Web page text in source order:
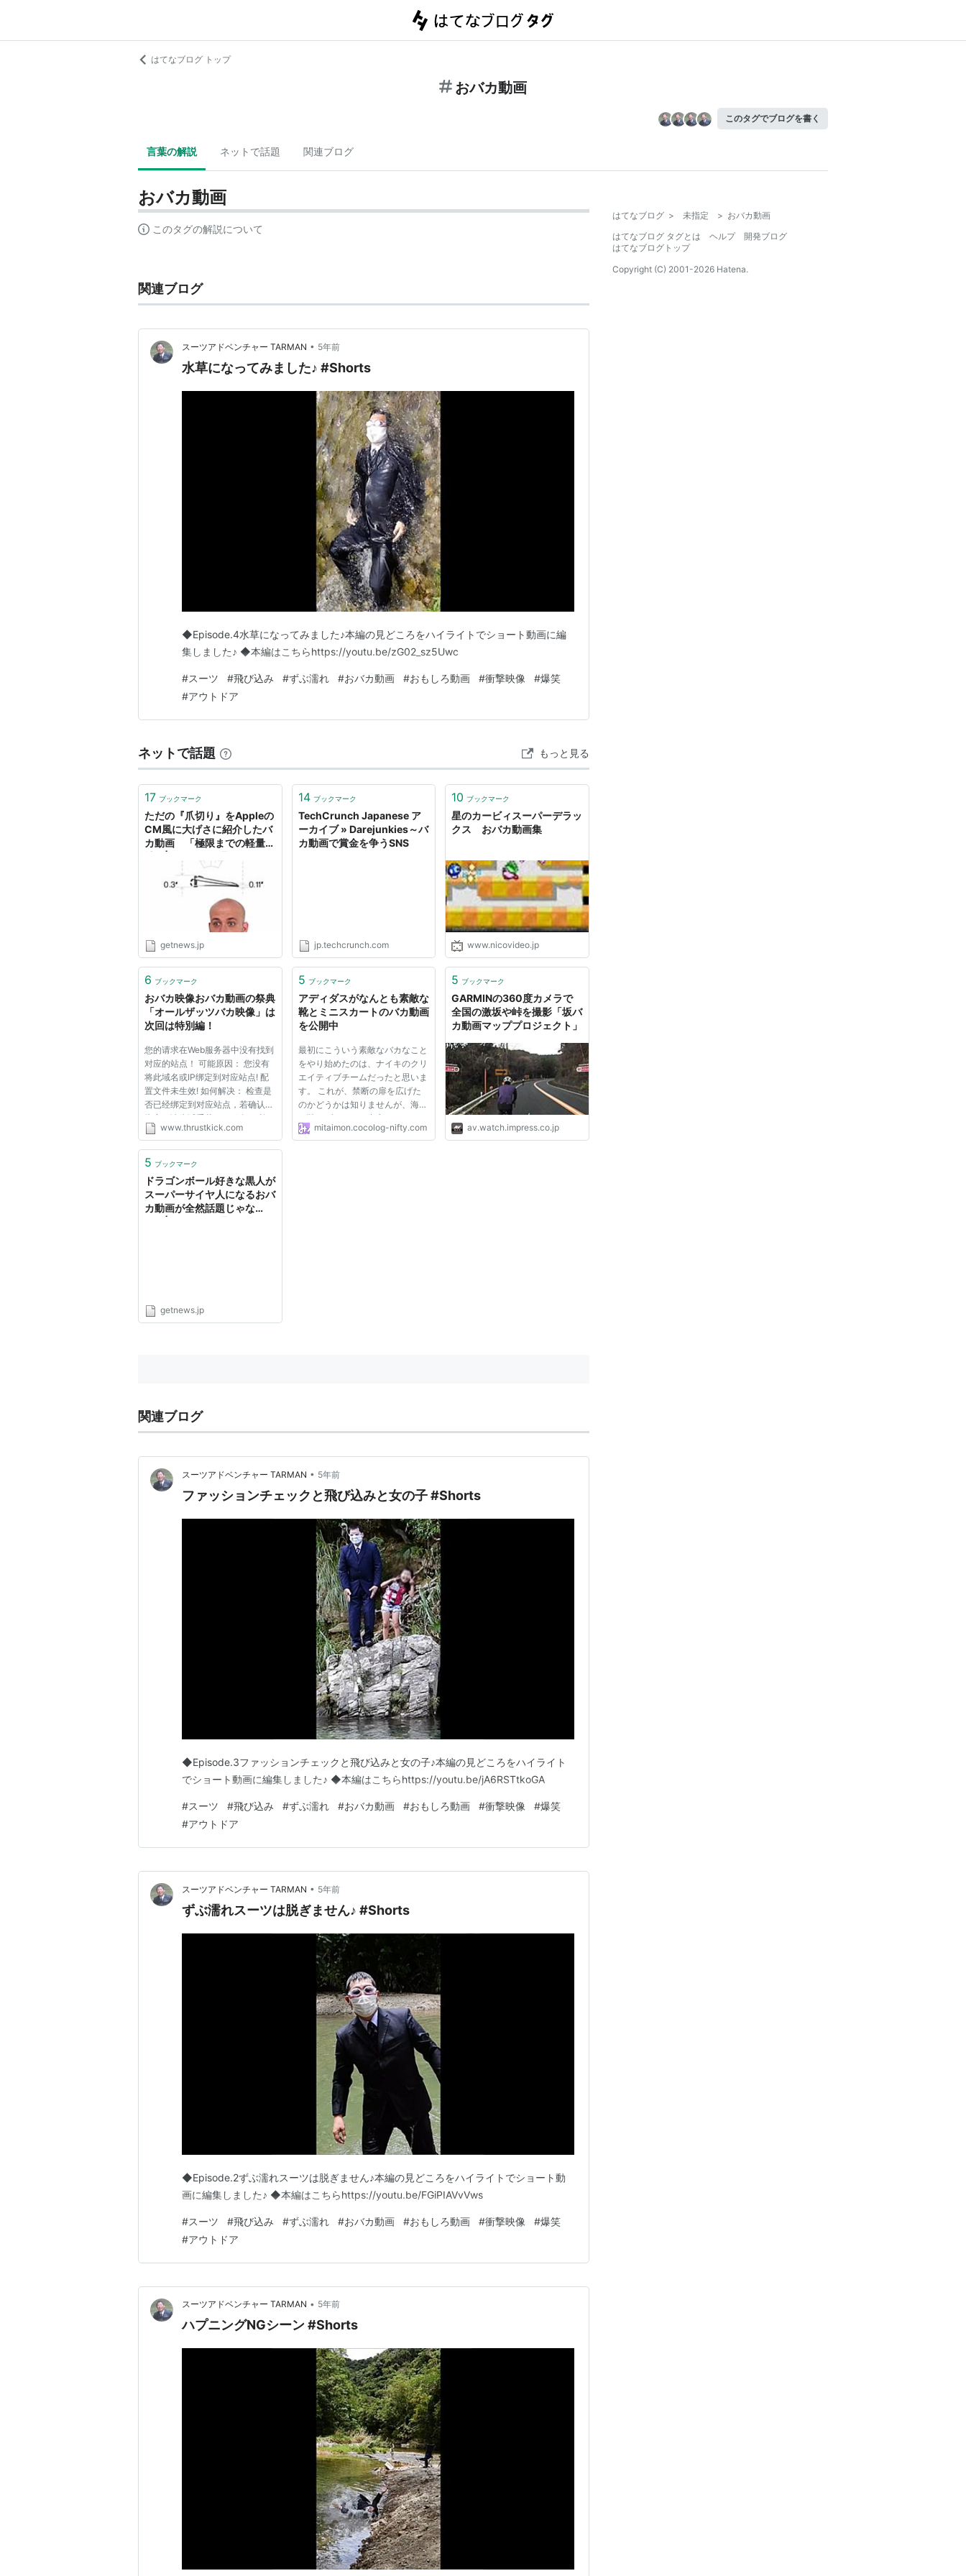
はてなブログ トップ
おバカ動画
このタグでブログを書く
言葉の解説 ネットで話題 関連ブログ
おバカ動画
このタグの解説について
関連ブログ
スーツアドベンチャー TARMAN • 5年前
水草になってみました♪ #Shorts
◆Episode.4水草になってみました♪本編の見どころをハイライトでショート動画に編
集しました♪ ◆本編はこちらhttps://youtu.be/zG02_sz5Uwc
#スーツ #飛び込み #ずぶ濡れ #おバカ動画 #おもしろ動画 #衝撃映像 #爆笑
#アウトドア
ネットで話題 もっと見る
17 ブックマーク
ただの『爪切り』をAppleの
CM風に大げさに紹介したバ
カ動画 「極限までの軽量設
GetNews
getnews.jp
14 ブックマーク
TechCrunch Japanese ア
ーカイブ » Darejunkies～バ
カ動画で賞金を争うSNS
jp.techcrunch.com
10 ブックマーク
星のカービィスーパーデラッ
クス おバカ動画集
www.nicovideo.jp
6 ブックマーク
おバカ映像おバカ動画の祭典
「オールザッツバカ映像」は
次回は特別編！
您的请求在Web服务器中没有找到
对应的站点！ 可能原因： 您没有
将此域名或IP绑定到对应站点! 配
置文件未生效! 如何解决： 检查是
否已经绑定到对应站点，若确认已
绑定，请尝试重载Web服务； 检
查端口是否正确； 若您使用了
存； 普通网站访客，请联系网站
www.thrustkick.com
5 ブックマーク
アディダスがなんとも素敵な
靴とミニスカートのバカ動画
を公開中
最初にこういう素敵なバカなこと
をやり始めたのは、ナイキのクリ
エイティブチームだったと思いま
す。 これが、禁断の扉を広げた
のかどうかは知りませんが、海外
の靴のブランドを中心として、こ
の手のネット動画はどんどんしか
mitaimon.cocolog-nifty.com
5 ブックマーク
GARMINの360度カメラで
全国の激坂や峠を撮影「坂バ
カ動画マッププロジェクト」
av.watch.impress.co.jp
5 ブックマーク
ドラゴンボール好きな黒人が
スーパーサイヤ人になるおバ
カ動画が全然話題じゃな
getnews.jp
関連ブログ
スーツアドベンチャー TARMAN • 5年前
ファッションチェックと飛び込みと女の子 #Shorts
◆Episode.3ファッションチェックと飛び込みと女の子♪本編の見どころをハイライト
でショート動画に編集しました♪ ◆本編はこちらhttps://youtu.be/jA6RSTtkoGA
#スーツ #飛び込み #ずぶ濡れ #おバカ動画 #おもしろ動画 #衝撃映像 #爆笑
#アウトドア
スーツアドベンチャー TARMAN • 5年前
ずぶ濡れスーツは脱ぎません♪ #Shorts
◆Episode.2ずぶ濡れスーツは脱ぎません♪本編の見どころをハイライトでショート動
画に編集しました♪ ◆本編はこちらhttps://youtu.be/FGiPIAVvVws
#スーツ #飛び込み #ずぶ濡れ #おバカ動画 #おもしろ動画 #衝撃映像 #爆笑
#アウトドア
スーツアドベンチャー TARMAN • 5年前
ハプニングNGシーン #Shorts
はてなブログ > 未指定 > おバカ動画
はてなブログ タグとは
ヘルプ
開発ブログ
はてなブログトップ
Copyright (C) 2001-2026 Hatena.